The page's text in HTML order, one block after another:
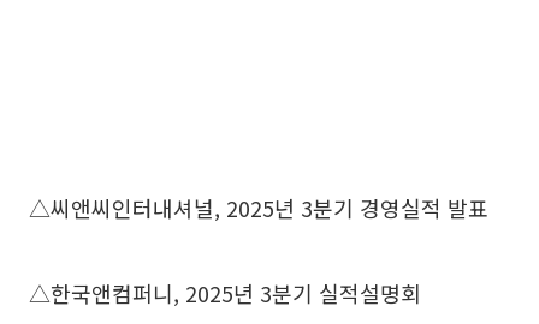
△씨앤씨인터내셔널, 2025년 3분기 경영실적 발표
△한국앤컴퍼니, 2025년 3분기 실적설명회